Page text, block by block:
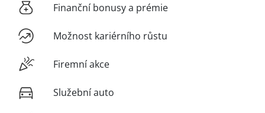
Finanční bonusy a prémie
Možnost kariérního růstu
Firemní akce
Služební auto